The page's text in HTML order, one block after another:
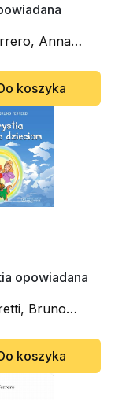
Anna
koszyka
opowiadana
Bruno
koszyka